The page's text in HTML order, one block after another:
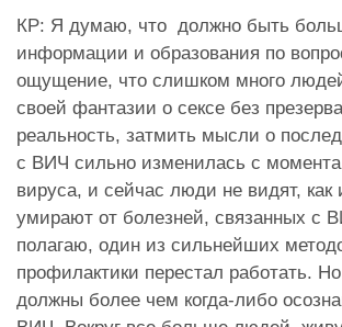
КР: Я думаю, что должно быть
информации и образования по
ощущение, что слишком много
своей фантазии о сексе без
реальность, затмить мысли о
с ВИЧ сильно изменилась с
вируса, и сейчас люди не видят, как
умирают от болезней, связанных с
полагаю, один из сильнейших
профилактики перестал работать.
должны более чем когда-либо